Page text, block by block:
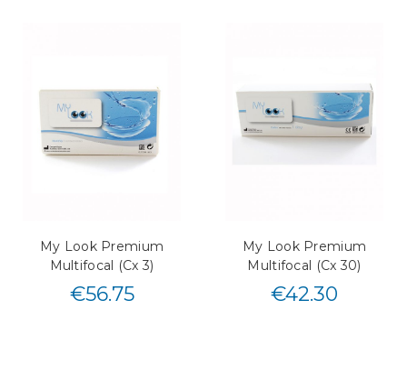
My Look Premium
Multifocal (Cx 3)
€56.75
My Look Premium
Multifocal (Cx 30)
€42.30